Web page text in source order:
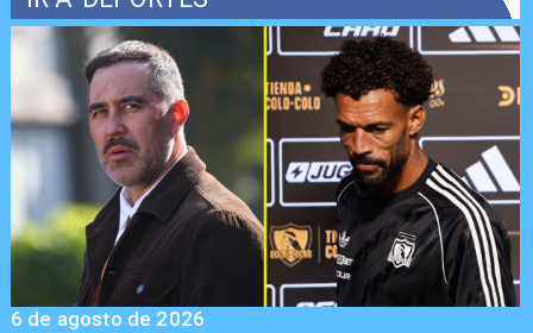
6 de agosto de 2026